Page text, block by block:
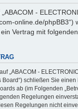
-
online.de/phpBB3“)
Vertrag mit
„ABACOM -
Board“) schließen Sie
ab (im Folgenden
Regelungen
Regelungen nicht